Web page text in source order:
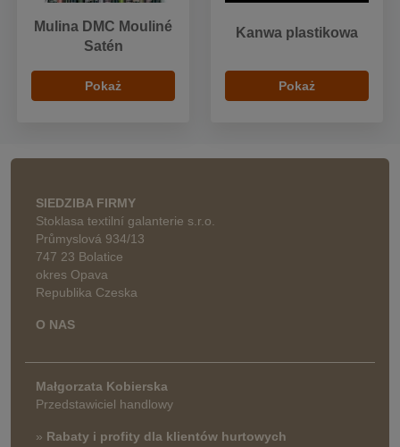
Mulina DMC Mouliné
Satén
Pokaż
Kanwa plastikowa
Pokaż
SIEDZIBA FIRMY
Stoklasa textilní galanterie s.r.o.
Průmyslová 934/13
747 23 Bolatice
okres Opava
Republika Czeska
O NAS
Małgorzata Kobierska
Przedstawiciel handlowy
» Rabaty i profity dla klientów hurtowych